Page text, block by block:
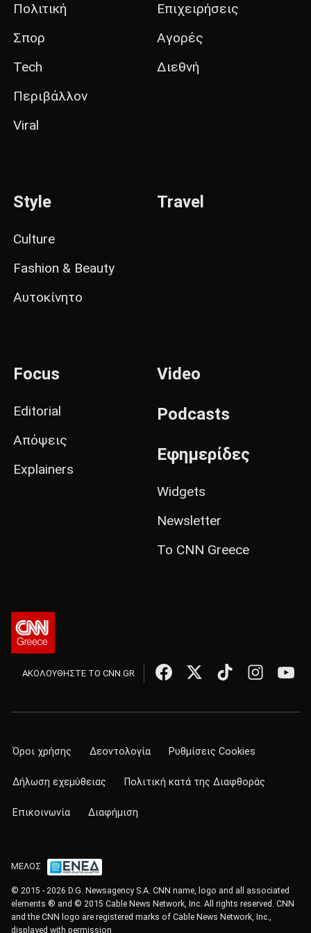
Πολιτική
Σπορ
Tech
Περιβάλλον
Viral
Επιχειρήσεις
Αγορές
Διεθνή
Style
Culture
Fashion & Beauty
Αυτοκίνητο
Travel
Focus
Editorial
Απόψεις
Explainers
Video
Podcasts
Εφημερίδες
Widgets
Newsletter
Το CNN Greece
ΑΚΟΛΟΥΘΗΣΤΕ ΤΟ CNN.GR
Όροι χρήσης Δεοντολογία Ρυθμίσεις Cookies
Δήλωση εχεμύθειας Πολιτική κατά της Διαφθοράς
Επικοινωνία Διαφήμιση
ΜΕΛΟΣ
© 2015 - 2026 D.G. Newsagency S.A. CNN name, logo and all associated
elements ® and © 2015 Cable News Network, Inc. All rights reserved. CNN
and the CNN logo are registered marks of Cable News Network, Inc.,
displayed with permission